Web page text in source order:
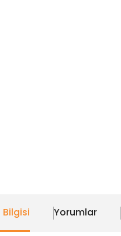
Bilgisi Yorumlar